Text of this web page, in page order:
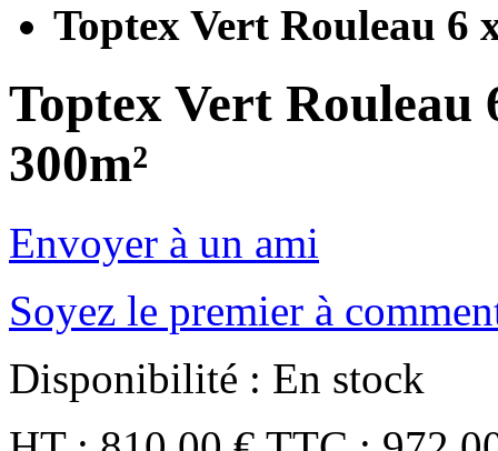
Toptex Vert Rouleau 6
Toptex Vert Rouleau
300m²
Envoyer à un ami
Soyez le premier à
Disponibilité : En stock